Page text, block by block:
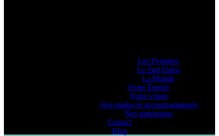
Les Pyrénées
Le Sud-Ouest
Le Monde
Notre Équipe
Notre vision
Nos guides et accompagnateurs
Nos partenaires
Contact
Blog
PYRENEANCE | WEEK-END Gravel Elec – Echappée dans les